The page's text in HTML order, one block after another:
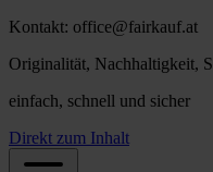
Kontakt: office@fairkauf.at
Originalität, Nachhaltigkeit,
einfach, schnell und sicher
Direkt zum Inhalt